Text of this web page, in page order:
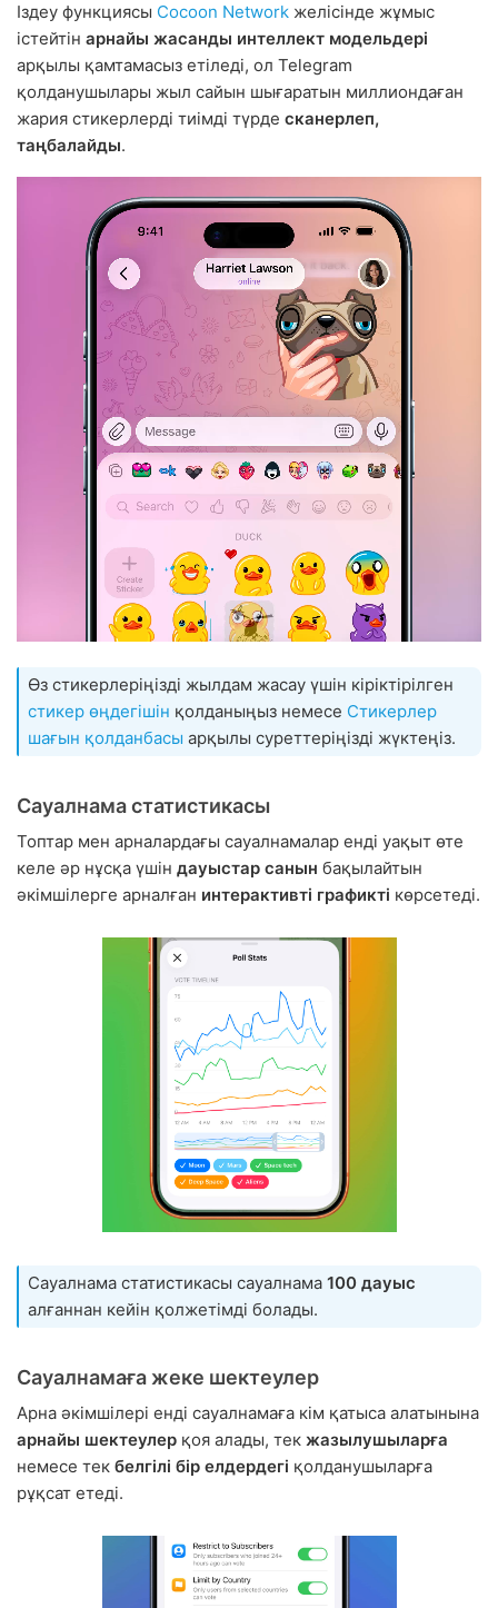
Іздеу функциясы Cocoon Network желісінде жұмыс
істейтін арнайы жасанды интеллект модельдері
арқылы қамтамасыз етіледі, ол Telegram
қолданушылары жыл сайын шығаратын миллиондаған
жария стикерлерді тиімді түрде сканерлеп,
таңбалайды.
Өз стикерлеріңізді жылдам жасау үшін кіріктірілген
стикер өңдегішін қолданыңыз немесе Стикерлер
шағын қолданбасы арқылы суреттеріңізді жүктеңіз.
Сауалнама статистикасы
Топтар мен арналардағы сауалнамалар енді уақыт өте
келе әр нұсқа үшін дауыстар санын бақылайтын
әкімшілерге арналған интерактивті графикті көрсетеді.
Сауалнама статистикасы сауалнама 100 дауыс
алғаннан кейін қолжетімді болады.
Сауалнамаға жеке шектеулер
Арна әкімшілері енді сауалнамаға кім қатыса алатынына
арнайы шектеулер қоя алады, тек жазылушыларға
немесе тек белгілі бір елдердегі қолданушыларға
рұқсат етеді.